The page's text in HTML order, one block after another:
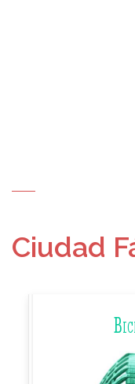
Ciudad